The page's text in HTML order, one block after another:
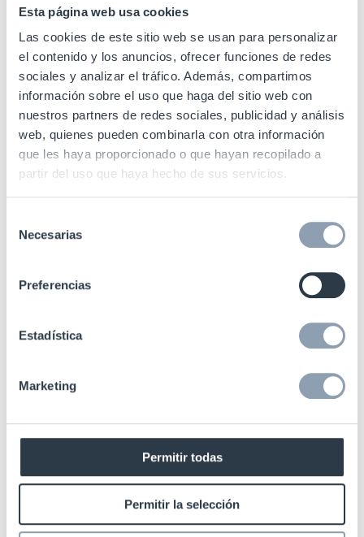
Esta página web usa cookies
Las cookies de este sitio web se usan para personalizar
el contenido y los anuncios, ofrecer funciones de redes
sociales y analizar el tráfico. Además, compartimos
información sobre el uso que haga del sitio web con
nuestros partners de redes sociales, publicidad y análisis
web, quienes pueden combinarla con otra información
que les haya proporcionado o que hayan recopilado a
partir del uso que haya hecho de sus servicios.
Necesarias
Preferencias
Estadística
Marketing
Permitir todas
Permitir la selección
La NS40 eleva la protección a otro nivel
gracias a su tecnología patentada de 360º con
detección multidireccional y a la
conectividad Bluetooth. Y es que estas
antenas se conectan entre ellas de manera
inalámbrica, es decir, sin necesidad de
complejos cableados y sin manipular los
suelos; una de las grandes ventajas de su
Además de mejorar la estética (sin perder un
conectividad inalámbrica ofrece mayor
remodelación de la tienda y también facilita la
en costos y tiempo.
Un caso reciente es el de una cadena de
hipermercados que opera en España, que ha
gastado una media de 100.000 euros al año en
reinstalaciones. Gracias a las antenas NS40
esos costos se reducen drásticamente.